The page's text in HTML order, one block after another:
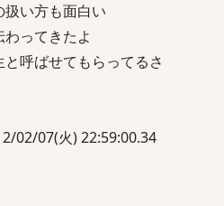
い方も面白い
ってきたよ
呼ばせてもらってるさ
02/07(火) 22:59:00.34